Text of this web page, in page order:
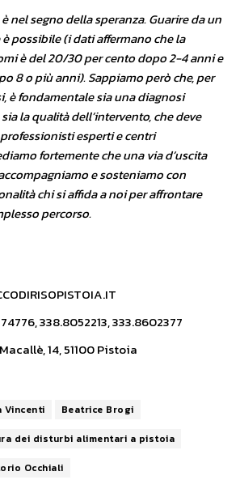
nel segno della speranza. Guarire da un
possibile (i dati affermano che la
è del 20/30 per cento dopo 2-4 anni e
8 o più anni). Sappiamo però che, per
è fondamentale sia una diagnosi
la qualità dell’intervento, che deve
esperti e centri
fortemente che una via d’uscita
e sosteniamo con
chi si affida a noi per affrontare
percorso.
338.8052213, 333.8602377
14, 51100 Pistoia
Vincenti
Beatrice Brogi
dei disturbi alimentari a pistoia
Occhiali